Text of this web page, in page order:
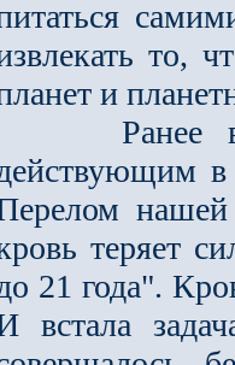
то,
и
Ранее все
в
нашей
теряет
21 года".
встала